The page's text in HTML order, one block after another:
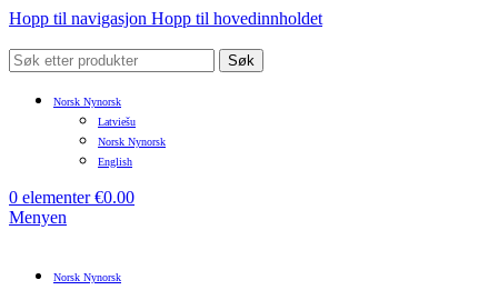
Hopp til navigasjon Hopp til hovedinnholdet
Søk
Norsk Nynorsk
Latviešu
Norsk Nynorsk
English
0 elementer €0.00
Menyen
Norsk Nynorsk